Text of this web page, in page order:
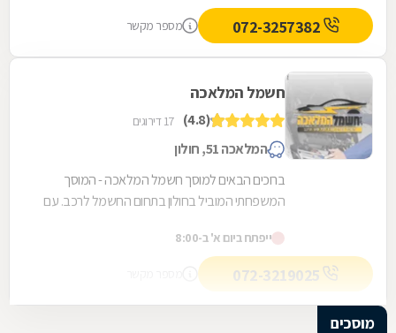
מספר מקשר
חשמל המלאכה
(4.8) 17 דירוגים
המלאכה 51, חולון
ברוכים הבאים למוסך חשמל המלאכה - המוסך
המשפחתי המוביל בחולון בתחום החשמל לרכב. עם
מתקדמות, הצוות...
ייפתח ביום א' ב-8:00
מוסכים